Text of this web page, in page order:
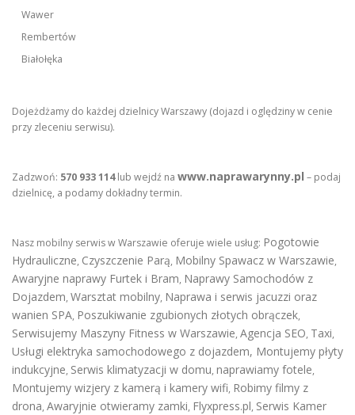
Wawer
Rembertów
Białołęka
Dojeżdżamy do każdej dzielnicy Warszawy (dojazd i oględziny w cenie
przy zleceniu serwisu).
Zadzwoń: 570 933 114lub wejdź na www.naprawarynny.pl – podaj
dzielnicę, a podamy dokładny termin.
Nasz mobilny serwis w Warszawie oferuje wiele usług: Pogotowie
Hydrauliczne, Czyszczenie Parą, Mobilny Spawacz w Warszawie,
Awaryjne naprawy Furtek i Bram, Naprawy Samochodów z
Dojazdem, Warsztat mobilny, Naprawa i serwis jacuzzi oraz
wanien SPA, Poszukiwanie zgubionych złotych obrączek,
Serwisujemy Maszyny Fitness w Warszawie, Agencja SEO, Taxi,
Usługi elektryka samochodowego z dojazdem, Montujemy płyty
indukcyjne, Serwis klimatyzacji w domu, naprawiamy fotele,
Montujemy wizjery z kamerą i kamery wifi, Robimy filmy z
drona, Awaryjnie otwieramy zamki, Flyxpress.pl, Serwis Kamer